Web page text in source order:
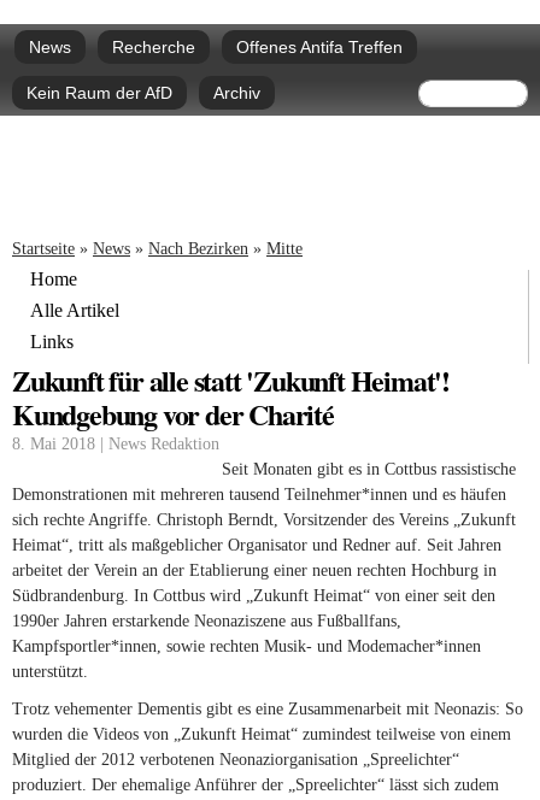
zum
Hauptmenü
News Recherche Offenes Antifa Treffen
Kein Raum der AfD Archiv Suche
Sie sind hier
Startseite » News » Nach Bezirken » Mitte
Home
Alle Artikel
Links
Zukunft für alle statt 'Zukunft Heimat'!
Kundgebung vor der Charité
8. Mai 2018 | News Redaktion
Seit Monaten gibt es in Cottbus rassistische
Demonstrationen mit mehreren tausend Teilnehmer*innen und es häufen
sich rechte Angriffe. Christoph Berndt, Vorsitzender des Vereins „Zukunft
Heimat“, tritt als maßgeblicher Organisator und Redner auf. Seit Jahren
arbeitet der Verein an der Etablierung einer neuen rechten Hochburg in
Südbrandenburg. In Cottbus wird „Zukunft Heimat“ von einer seit den
1990er Jahren erstarkende Neonaziszene aus Fußballfans,
Kampfsportler*innen, sowie rechten Musik- und Modemacher*innen
unterstützt.
Trotz vehementer Dementis gibt es eine Zusammenarbeit mit Neonazis: So
wurden die Videos von „Zukunft Heimat“ zumindest teilweise von einem
Mitglied der 2012 verbotenen Neonaziorganisation „Spreelichter“
produziert. Der ehemalige Anführer der „Spreelichter“ lässt sich zudem